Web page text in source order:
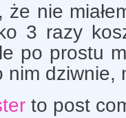
że nie
3 razy
po prostu
nim
to post